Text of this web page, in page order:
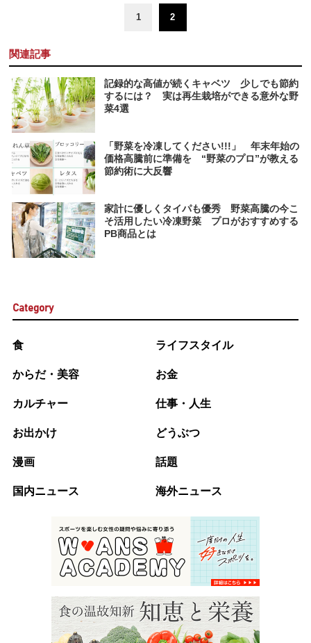
1 2
関連記事
記録的な高値が続くキャベツ 少しでも節約
するには？ 実は再生栽培ができる意外な野
菜4選
「野菜を冷凍してください!!!」 年末年始の
価格高騰前に準備を “野菜のプロ”が教える
節約術に大反響
家計に優しくタイパも優秀 野菜高騰の今こ
そ活用したい冷凍野菜 プロがおすすめする
PB商品とは
Category
食 ライフスタイル
からだ・美容 お金
カルチャー 仕事・人生
お出かけ どうぶつ
漫画 話題
国内ニュース 海外ニュース